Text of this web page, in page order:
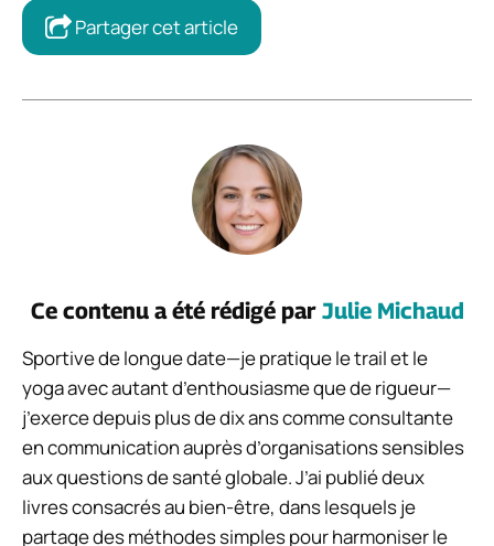
Partager cet article
Ce contenu a été rédigé par Julie Michaud
Sportive de longue date—je pratique le trail et le
yoga avec autant d’enthousiasme que de rigueur—
j’exerce depuis plus de dix ans comme consultante
en communication auprès d’organisations sensibles
aux questions de santé globale. J’ai publié deux
livres consacrés au bien-être, dans lesquels je
partage des méthodes simples pour harmoniser le